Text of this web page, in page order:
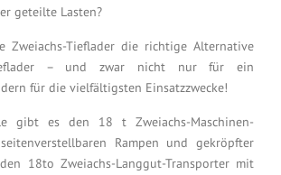
geteilte Lasten?
Zweiachs-Tieflader die richtige Alternative
– und zwar nicht nur für ein
für die vielfältigsten Einsatzzwecke!
gibt es den 18 t Zweiachs-Maschinen-
Rampen und gekröpfter
18to Zweiachs-Langgut-Transporter mit